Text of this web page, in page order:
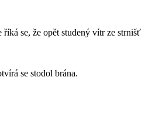
říká se, že opět studený vítr ze strnišť
se stodol brána.